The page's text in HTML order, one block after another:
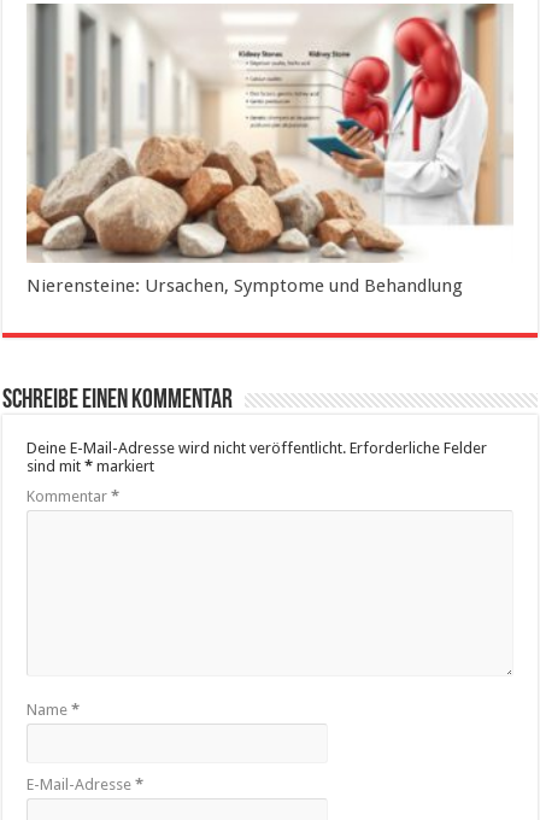
Nierensteine: Ursachen, Symptome und Behandlung
Schreibe einen Kommentar
Deine E-Mail-Adresse wird nicht veröffentlicht. Erforderliche Felder
sind mit* markiert
Kommentar*
Name*
E-Mail-Adresse*